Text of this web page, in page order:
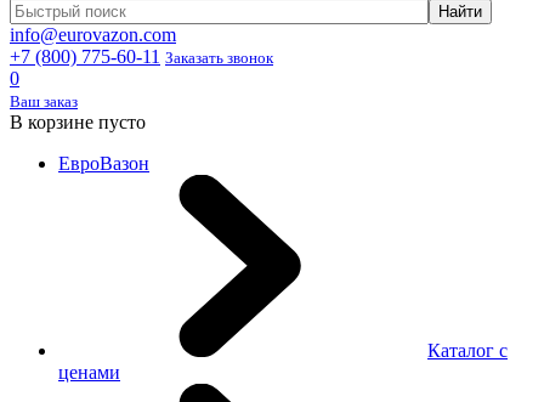
info@eurovazon.com
+7 (800) 775-60-11 Заказать звонок
0
Ваш заказ
В корзине пусто
ЕвроВазон
Каталог с
ценами